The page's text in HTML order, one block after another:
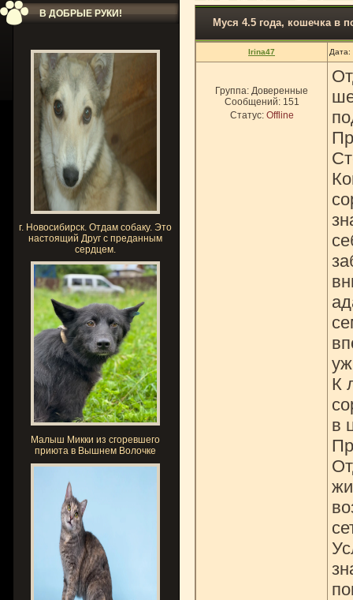
В ДОБРЫЕ РУКИ!
г. Новосибирск. Отдам собаку. Это
настоящий Друг с преданным
сердцем.
Малыш Микки из сгоревшего
приюта в Вышнем Волочке
Муся 4.5 года, кошечка в
Irina47
Группа: Доверенные
Сообщений: 151
Статус: Offline
К
в